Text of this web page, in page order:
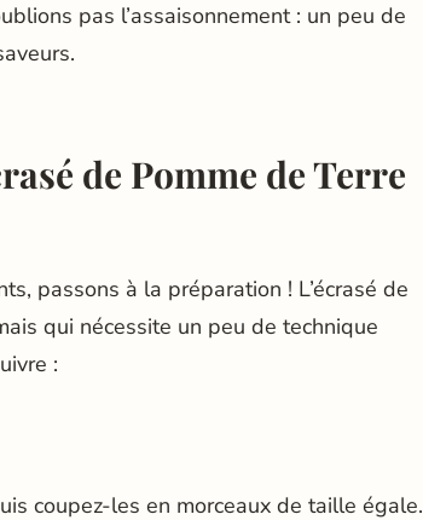
pas l’assaisonnement : un peu de
de Pomme de Terre
passons à la préparation ! L’écrasé de
qui nécessite un peu de technique
:
coupez-les en morceaux de taille égale.